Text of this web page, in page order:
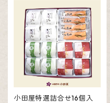
小田屋特選詰合せ16個入